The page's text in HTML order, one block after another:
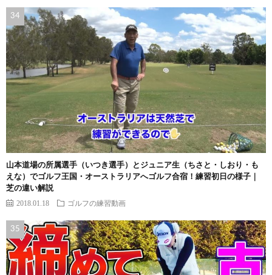
山本道場の所属選手（いつき選手）とジュニア生（ちさと・しおり・も
えな）でゴルフ王国・オーストラリアへゴルフ合宿！練習初日の様子｜
芝の違い解説
2018.01.18 ゴルフの練習動画